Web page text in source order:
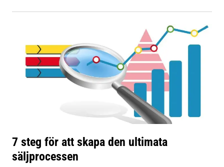
7 steg för att skapa den ultimata
säljprocessen